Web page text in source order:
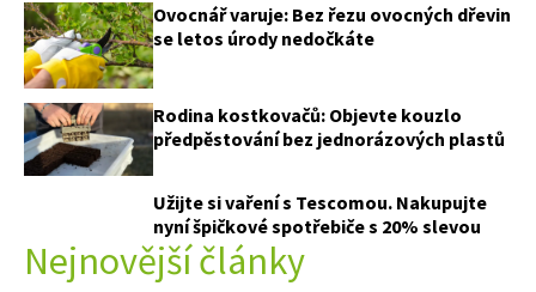
Ovocnář varuje: Bez řezu ovocných dřevin
se letos úrody nedočkáte
Rodina kostkovačů: Objevte kouzlo
předpěstování bez jednorázových plastů
Užijte si vaření s Tescomou. Nakupujte
nyní špičkové spotřebiče s 20% slevou
Nejnovější články